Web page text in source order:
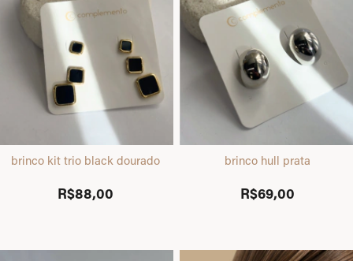
brinco kit trio black dourado
R$88,00
brinco hull prata
R$69,00